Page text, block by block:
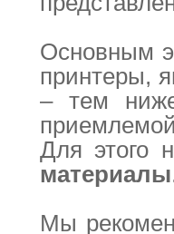
Основным
принтеры,
– тем
Для этого
материалы
Мы